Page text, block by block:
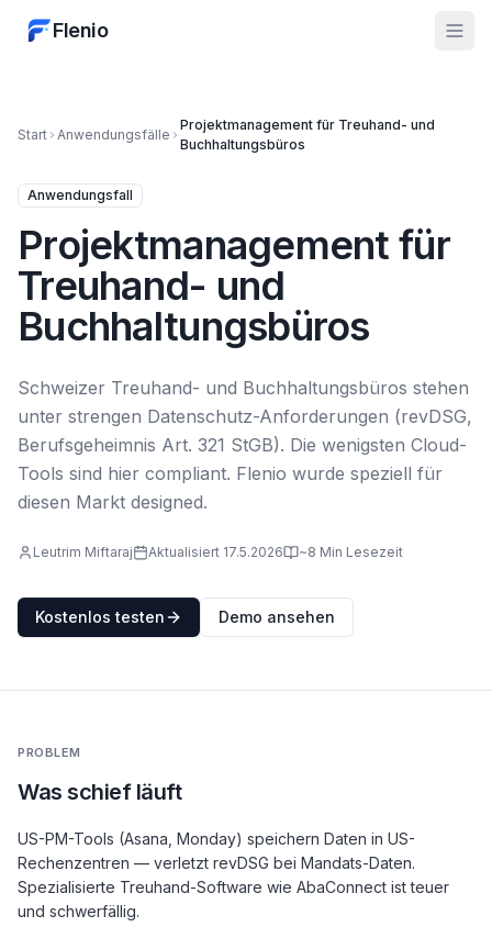
Flenio
Start Anwendungsfälle
Projektmanagement für Treuhand- und
Buchhaltungsbüros
Anwendungsfall
Projektmanagement für
Treuhand- und
Buchhaltungsbüros
Schweizer Treuhand- und Buchhaltungsbüros stehen
unter strengen Datenschutz-Anforderungen (revDSG,
Berufsgeheimnis Art. 321 StGB). Die wenigsten Cloud-
Tools sind hier compliant. Flenio wurde speziell für
diesen Markt designed.
Leutrim Miftaraj Aktualisiert 17.5.2026 ~8 Min Lesezeit
Kostenlos testen Demo ansehen
PROBLEM
Was schief läuft
US-PM-Tools (Asana, Monday) speichern Daten in US-
Rechenzentren — verletzt revDSG bei Mandats-Daten.
Spezialisierte Treuhand-Software wie AbaConnect ist teuer
und schwerfällig.